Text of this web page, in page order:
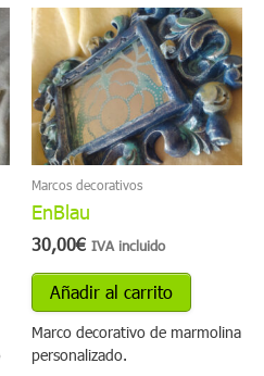
Marcos decorativos
EnBlau
30,00€ IVA incluido
Añadir al carrito
Marco decorativo de marmolina
personalizado.